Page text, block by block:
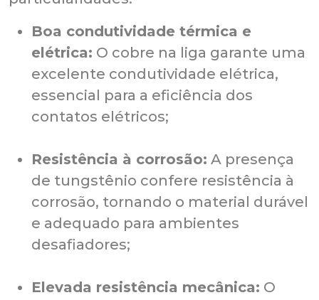
Boa condutividade térmica e
elétrica: O cobre na liga garante uma
excelente condutividade elétrica,
essencial para a eficiência dos
contatos elétricos;
Resistência à corrosão: A presença
de tungstênio confere resistência à
corrosão, tornando o material durável
e adequado para ambientes
desafiadores;
Elevada resistência mecânica: O